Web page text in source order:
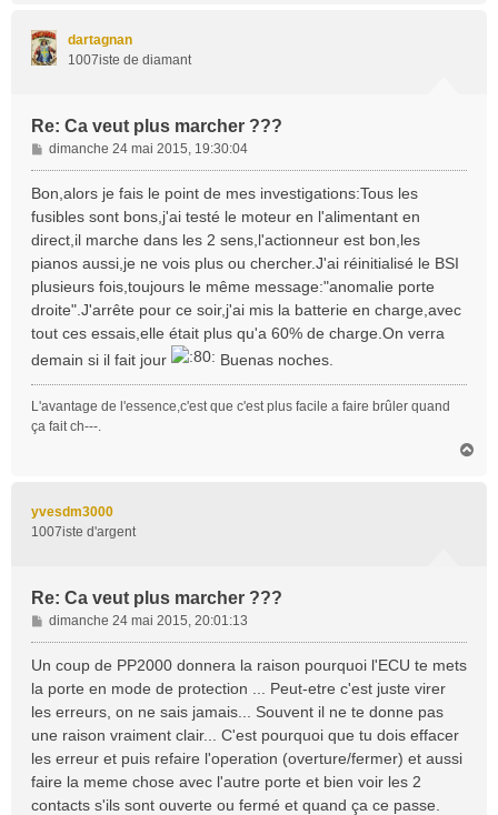
dartagnan
1007iste de diamant
Re: Ca veut plus marcher ???
M
e
s
g
e
dimanche 24 mai 2015, 19:30:04
Bon,alors je fais le point de mes investigations:Tous les
fusibles sont bons,j'ai testé le moteur en l'alimentant en
direct,il marche dans les 2 sens,l'actionneur est bon,les
pianos aussi,je ne vois plus ou chercher.J'ai réinitialisé le BSI
plusieurs fois,toujours le même message:"anomalie porte
droite".J'arrête pour ce soir,j'ai mis la batterie en charge,avec
tout ces essais,elle était plus qu'a 60% de charge.On verra
demain si il fait jour
Buenas noches.
L'avantage de l'essence,c'est que c'est plus facile a faire brûler quand
ça fait ch---.
yvesdm3000
1007iste d'argent
Re: Ca veut plus marcher ???
M
e
s
a
g
e
dimanche 24 mai 2015, 20:01:13
Un coup de PP2000 donnera la raison pourquoi l'ECU te mets
la porte en mode de protection ... Peut-etre c'est juste virer
les erreurs, on ne sais jamais... Souvent il ne te donne pas
une raison vraiment clair... C'est pourquoi que tu dois effacer
les erreur et puis refaire l'operation (overture/fermer) et aussi
faire la meme chose avec l'autre porte et bien voir les 2
contacts s'ils sont ouverte ou fermé et quand ça ce passe.